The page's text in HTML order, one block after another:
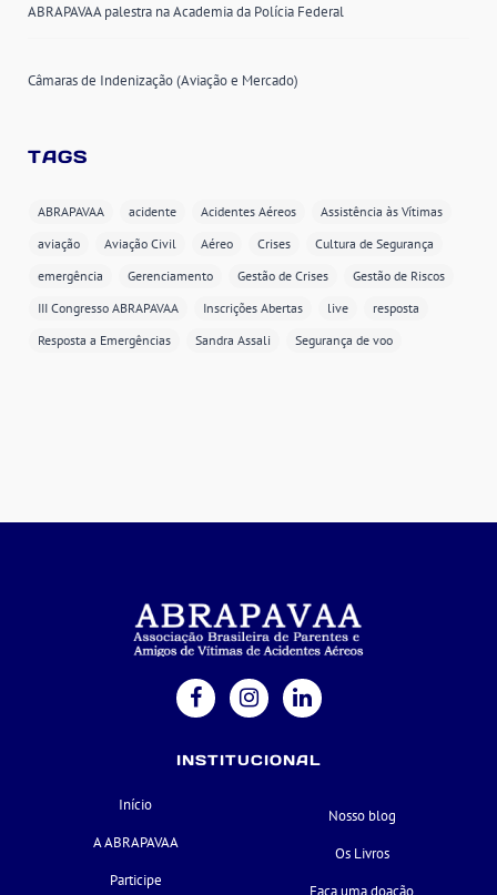
ABRAPAVAA palestra na Academia da Polícia Federal
Câmaras de Indenização (Aviação e Mercado)
TAGS
ABRAPAVAA acidente Acidentes Aéreos
Assistência às Vítimas
aviação
Aviação Civil Aéreo Crises
Cultura de Segurança
emergência
Gerenciamento Gestão de Crises
Gestão de Riscos
III Congresso ABRAPAVAA
Inscrições Abertas live
resposta
Resposta a Emergências
Sandra Assali Segurança de voo
INSTITUCIONAL
Início
A ABRAPAVAA
Participe
Nosso blog
Os Livros
Faça uma doação